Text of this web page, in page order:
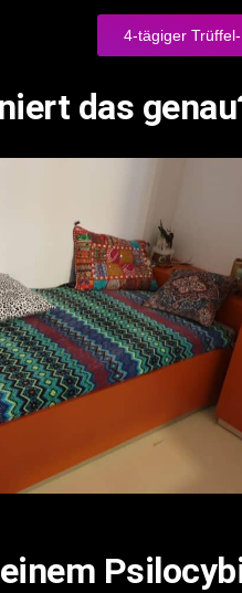
4-tägiger
das